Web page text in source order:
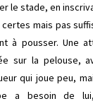
le stade, en
mais pas
à pousser. Une
sur la pelouse,
qui joue peu,
a besoin de